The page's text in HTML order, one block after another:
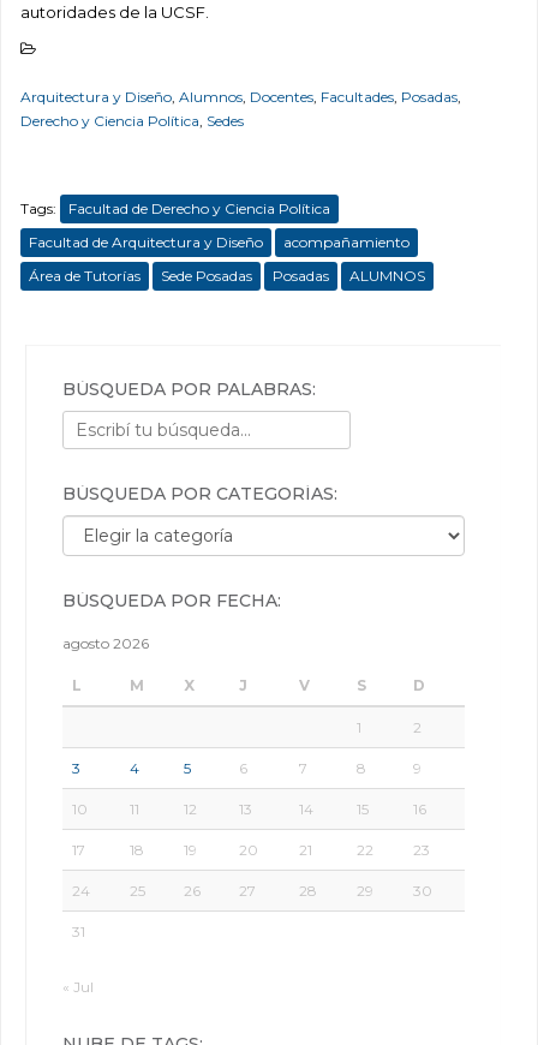
autoridades de la UCSF.
Arquitectura y Diseño Alumnos Docentes Facultades Posadas
Derecho y Ciencia Política Sedes
Tags:
Facultad de Derecho y Ciencia Política
Facultad de Arquitectura y Diseño
acompañamiento
Área de Tutorías
Sede Posadas Posadas ALUMNOS
BÚSQUEDA POR PALABRAS:
BÚSQUEDA POR CATEGORÍAS:
Búsqueda por categorías:
BÚSQUEDA POR FECHA:
agosto 2026
L M X J V S D
1 2
3 4 5 6 7 8 9
10 11 12 13 14 15 16
17 18 19 20 21 22 23
24 25 26 27 28 29 30
31
« Jul